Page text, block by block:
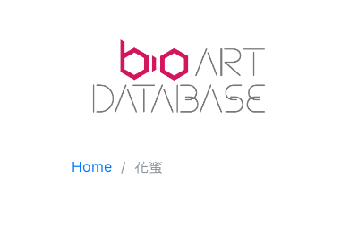
Home 花蜜